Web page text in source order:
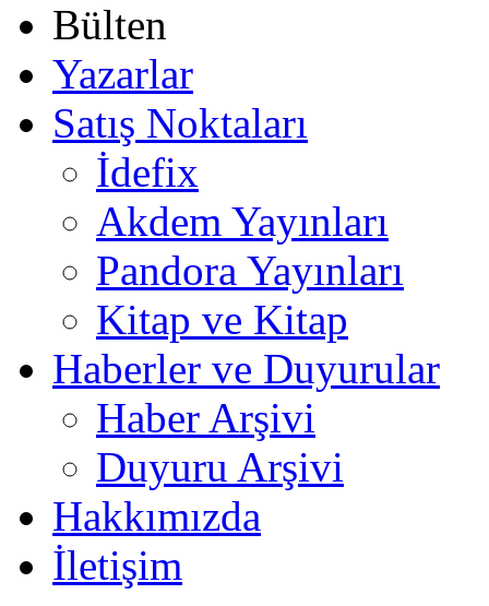
Bülten
Yazarlar
Satış Noktaları
İdefix
Akdem Yayınları
Pandora Yayınları
Kitap ve Kitap
Haberler ve Duyurular
Haber Arşivi
Duyuru Arşivi
Hakkımızda
İletişim